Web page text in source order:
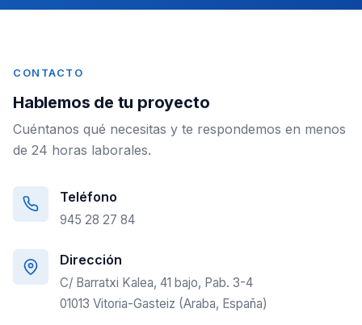
CONTACTO
Hablemos de tu proyecto
Cuéntanos qué necesitas y te respondemos en menos
de 24 horas laborales.
Teléfono
945 28 27 84
Dirección
C/ Barratxi Kalea, 41 bajo, Pab. 3-4
01013 Vitoria-Gasteiz (Araba, España)